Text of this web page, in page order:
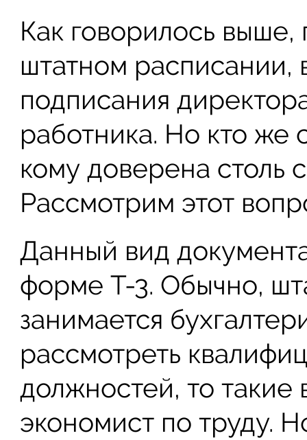
Как говорилось
штатном расписании,
подписания
работника. Но кто же
кому доверена столь
Рассмотрим этот
Данный вид
форме Т-3. Обычно,
занимается
рассмотреть
должностей, то
экономист по труду.